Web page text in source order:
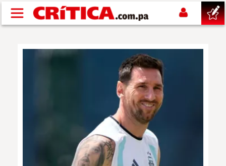
Pasar al contenido principal